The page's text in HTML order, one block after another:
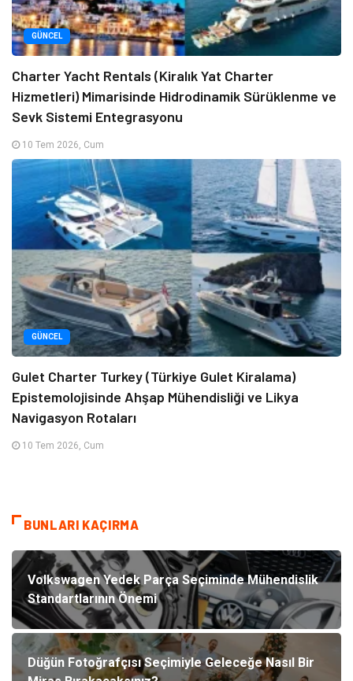
GÜNCEL
Charter Yacht Rentals (Kiralık Yat Charter
Hizmetleri) Mimarisinde Hidrodinamik Sürüklenme ve
Sevk Sistemi Entegrasyonu
10 Tem 2026, Cum
GÜNCEL
Gulet Charter Turkey (Türkiye Gulet Kiralama)
Epistemolojisinde Ahşap Mühendisliği ve Likya
Navigasyon Rotaları
10 Tem 2026, Cum
BUNLARI KAÇIRMA
Volkswagen Yedek Parça Seçiminde Mühendislik
Standartlarının Önemi
Düğün Fotoğrafçısı Seçimiyle Geleceğe Nasıl Bir